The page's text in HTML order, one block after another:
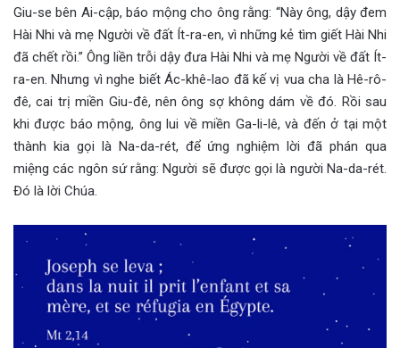
Giu-se bên Ai-cập, báo mộng cho ông rằng: “Này ông, dậy đem
Hài Nhi và mẹ Người về đất Ít-ra-en, vì những kẻ tìm giết Hài Nhi
đã chết rồi.” Ông liền trỗi dậy đưa Hài Nhi và mẹ Người về đất Ít-
ra-en. Nhưng vì nghe biết Ác-khê-lao đã kế vị vua cha là Hê-rô-
đê, cai trị miền Giu-đê, nên ông sợ không dám về đó. Rồi sau
khi được báo mộng, ông lui về miền Ga-li-lê, và đến ở tại một
thành kia gọi là Na-da-rét, để ứng nghiệm lời đã phán qua
miệng các ngôn sứ rằng: Người sẽ được gọi là người Na-da-rét.
Đó là lời Chúa.